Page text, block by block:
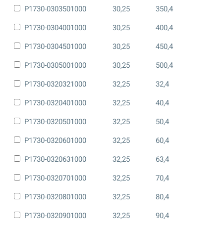
P1730-0303501000
30,25
350,4
P1730-0304001000
30,25
400,4
P1730-0304501000
30,25
450,4
P1730-0305001000
30,25
500,4
P1730-0320321000
32,25
32,4
P1730-0320401000
32,25
40,4
P1730-0320501000
32,25
50,4
P1730-0320601000
32,25
60,4
P1730-0320631000
32,25
63,4
P1730-0320701000
32,25
70,4
P1730-0320801000
32,25
80,4
P1730-0320901000
32,25
90,4